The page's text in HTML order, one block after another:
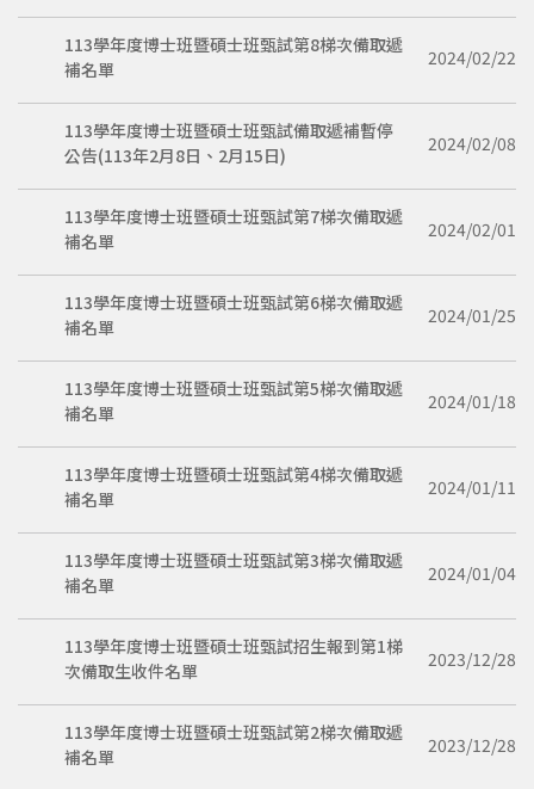
113學年度博士班暨碩士班甄試第8梯次備取遞
補名單
2024/02/22
113學年度博士班暨碩士班甄試備取遞補暫停
公告(113年2月8日、2月15日)
2024/02/08
113學年度博士班暨碩士班甄試第7梯次備取遞
補名單
2024/02/01
113學年度博士班暨碩士班甄試第6梯次備取遞
補名單
2024/01/25
113學年度博士班暨碩士班甄試第5梯次備取遞
補名單
2024/01/18
113學年度博士班暨碩士班甄試第4梯次備取遞
補名單
2024/01/11
113學年度博士班暨碩士班甄試第3梯次備取遞
補名單
2024/01/04
113學年度博士班暨碩士班甄試招生報到第1梯
次備取生收件名單
2023/12/28
113學年度博士班暨碩士班甄試第2梯次備取遞
補名單
2023/12/28